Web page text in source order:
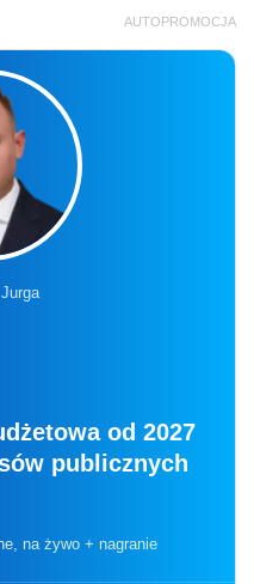
AUTOPROMOCJA
od 2027
publicznych
na żywo + nagranie